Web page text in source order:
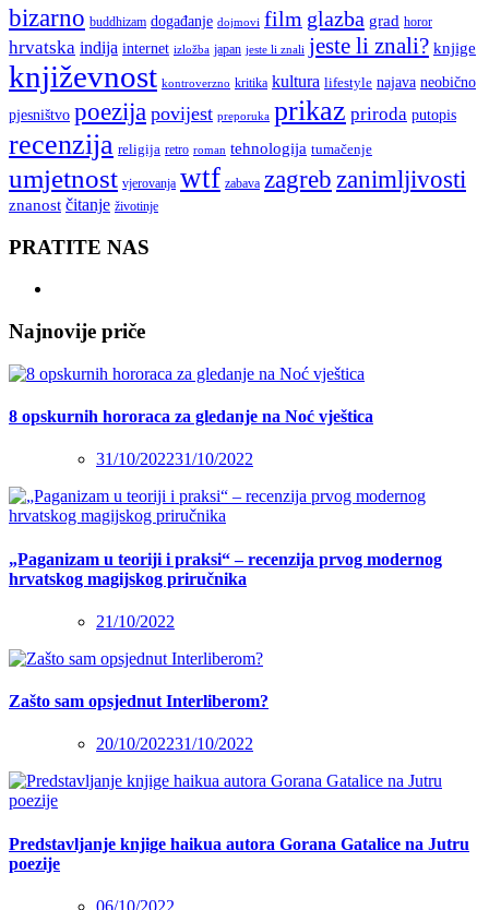
bizarno buddhizam događanje dojmovi film glazba grad horor
hrvatska indija internet izložba japan jeste li znali jeste li znali? knjige
književnost kontroverzno kritika kultura lifestyle najava neobično
pjesništvo poezija povijest preporuka prikaz priroda putopis
recenzija religija retro roman tehnologija tumačenje
umjetnost vjerovanja wtf zabava zagreb zanimljivosti
znanost čitanje životinje
PRATITE NAS
Najnovije priče
8 opskurnih hororaca za gledanje na Noć vještica
31/10/202231/10/2022
„Paganizam u teoriji i praksi“ – recenzija prvog modernog
hrvatskog magijskog priručnika
21/10/2022
Zašto sam opsjednut Interliberom?
20/10/202231/10/2022
Predstavljanje knjige haikua autora Gorana Gatalice na Jutru
poezije
06/10/2022